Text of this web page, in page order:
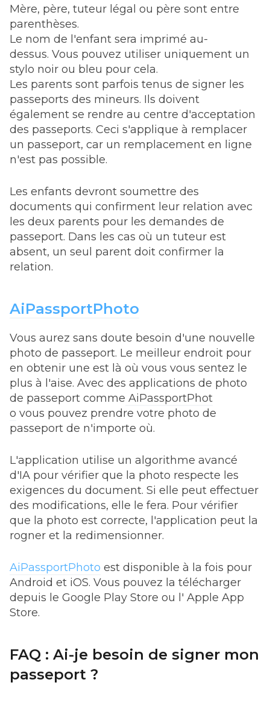
Mère, père, tuteur légal ou père sont entre
parenthèses.
Le nom de l'enfant sera imprimé au-
dessus. Vous pouvez utiliser uniquement un
stylo noir ou bleu pour cela.
Les parents sont parfois tenus de signer les
passeports des mineurs. Ils doivent
également se rendre au centre d'acceptation
des passeports. Ceci s'applique à remplacer
un passeport, car un remplacement en ligne
n'est pas possible.
Les enfants devront soumettre des
documents qui confirment leur relation avec
les deux parents pour les demandes de
passeport. Dans les cas où un tuteur est
absent, un seul parent doit confirmer la
relation.
AiPassportPhoto
Vous aurez sans doute besoin d'une nouvelle
photo de passeport. Le meilleur endroit pour
en obtenir une est là où vous vous sentez le
plus à l'aise. Avec des applications de photo
de passeport comme AiPassportPhot
o vous pouvez prendre votre photo de
passeport de n'importe où.
L'application utilise un algorithme avancé
d'IA pour vérifier que la photo respecte les
exigences du document. Si elle peut effectuer
des modifications, elle le fera. Pour vérifier
que la photo est correcte, l'application peut la
rogner et la redimensionner.
AiPassportPhoto est disponible à la fois pour
Android et iOS. Vous pouvez la télécharger
depuis le Google Play Store ou l' Apple App
Store.
FAQ : Ai-je besoin de signer mon
passeport ?